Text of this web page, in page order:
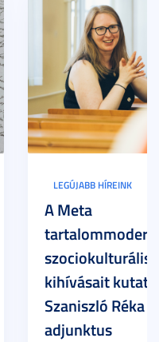
LEGÚJABB HÍREINK
A Meta
szociokulturális
kihívásait
Szaniszló Réka
adjunktus